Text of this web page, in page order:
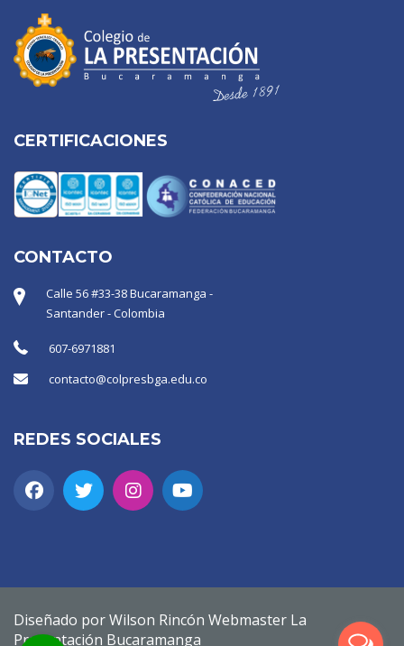
CERTIFICACIONES
CONTACTO
Calle 56 #33-38 Bucaramanga -
Santander - Colombia
607-6971881
contacto@colpresbga.edu.co
REDES SOCIALES
Diseñado por Wilson Rincón Webmaster La
Presentación Bucaramanga